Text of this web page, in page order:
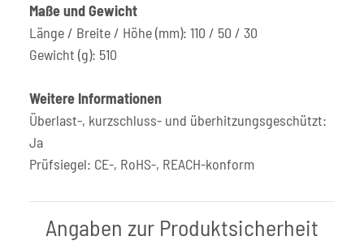
Maße und Gewicht
Länge / Breite / Höhe (mm): 110 / 50 / 30
Gewicht (g): 510
Weitere Informationen
Überlast-, kurzschluss- und überhitzungsgeschützt:
Ja
Prüfsiegel: CE-, RoHS-, REACH-konform
Angaben zur Produktsicherheit